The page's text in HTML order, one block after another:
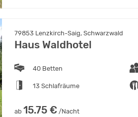
79853 Lenzkirch-Saig, Schwarzwald
Haus Waldhotel
40 Betten
13 Schlafräume
ab 15.75 € /Nacht